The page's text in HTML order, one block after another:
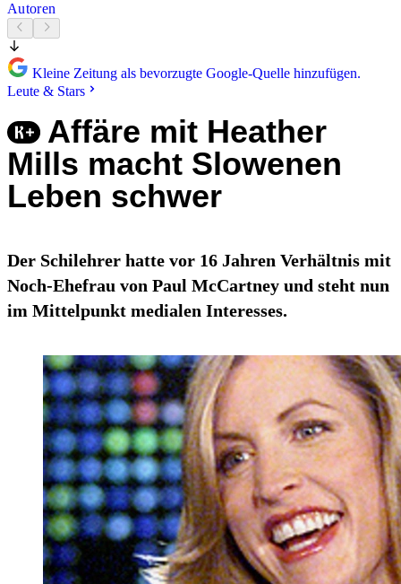
Autoren
Kleine Zeitung als bevorzugte Google-Quelle hinzufügen.
Leute & Stars
Affäre mit Heather
Mills macht Slowenen
Leben schwer
Der Schilehrer hatte vor 16 Jahren Verhältnis mit
Noch-Ehefrau von Paul McCartney und steht nun
im Mittelpunkt medialen Interesses.